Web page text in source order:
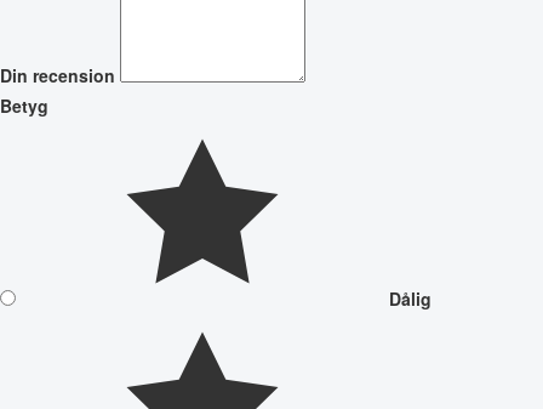
Din recension
Betyg
Dålig